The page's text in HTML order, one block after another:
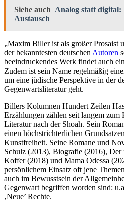
Siehe auch Analog statt
Austausch
„Maxim Biller ist als großer Prosaist
der bekanntesten deutschen Autoren
beeindruckendes Werk findet auch
Zudem ist sein Name regelmäßig
um eine jüdische Perspektive in der
Gegenwartsliteratur geht.
Billers Kolumnen Hundert Zeilen
Erzählungen zählen seit langem zum
Literatur nach der Shoah. Sein
einen höchstrichterlichen
Kunstfreiheit. Seine Romane und
Schulz (2013), Biografie (2016), Der
Koffer (2018) und Mama Odessa
persönlichem Einsatz oft jene
auch im Bewusstsein der
Gegenwart begriffen worden sind:
‚Neue’ Rechte.